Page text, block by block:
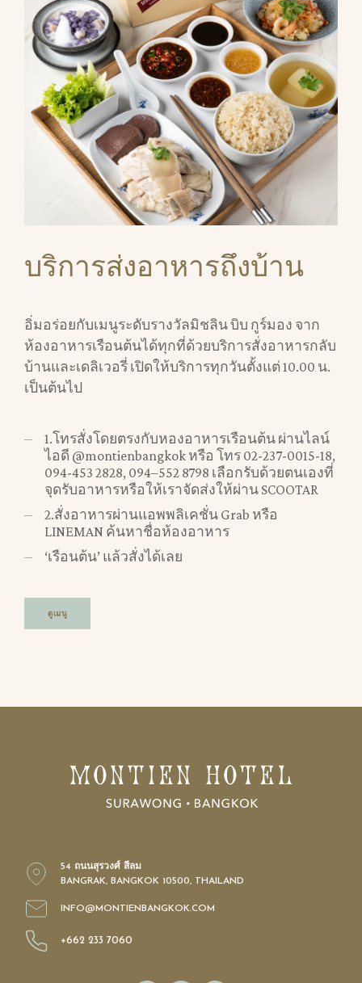
บริการส่งอาหารถึงบ้าน
อิ่มอร่อยกับเมนูระดับรางวัลมิชลิน บิบ กูร์มอง จาก
ห้องอาหารเรือนต้นได้ทุกที่ด้วยบริการสั่งอาหารกลับ
บ้านและเดลิเวอรี่ เปิดให้บริการทุกวันตั้งแต่ 10.00 น.
เป็นต้นไป
1.โทรสั่งโดยตรงกับหองอาหารเรือนต้น ผ่านไลน์
ไอดี @montienbangkok หรือ โทร 02-237-0015-18,
094-453 2828, 094–552 8798 เลือกรับด้วยตนเองที่
จุดรับอาหารหรือให้เราจัดส่งให้ผ่าน SCOOTAR
2.สั่งอาหารผ่านแอพพลิเคชั่น Grab หรือ
LINEMAN ค้นหาชื่อห้องอาหาร
‘เรือนต้น’ แล้วสั่งได้เลย
ดูเมนู
54 ถนนสุรวงศ์ สีลม
BANGRAK, BANGKOK 10500, THAILAND
INFO@MONTIENBANGKOK.COM
+662 233 7060